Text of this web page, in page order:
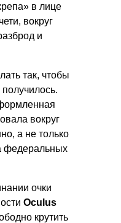
в лице
вокруг
и
так, чтобы
получилось.
вокруг
а не только
федеральных
очки
Oculus
крутить